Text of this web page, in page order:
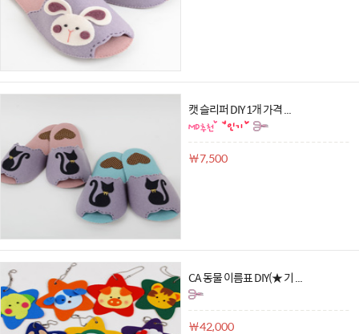
캣 슬리퍼 DIY 1개 가격 ...
￦7,500
CA 동물 이름표 DIY(★ 기 ...
￦42,000